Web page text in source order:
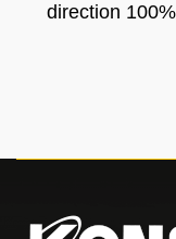
direction